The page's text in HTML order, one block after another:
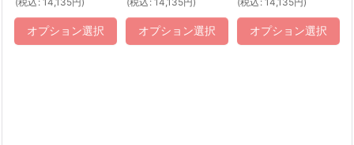
オプション選択 オプション選択 オプション選択